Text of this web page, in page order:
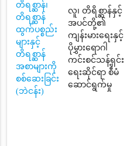
တိရစ္ဆာန်၊
တိရစ္ဆာန်
ထွက်ပစ္စည်း
များနှင့်
တိရစ္ဆာန်
အစာများကို
စစ်ဆေးခြင်း
(ဘဲငန်း)
လူ၊ တိရိစ္ဆာန်နှင့်
အပင်တို့၏
ကျန်းမားရေးနှင့်
ပိုမွှားရောဂါ
ကင်းစင်သန့်ရှင်း
ရေးဆိုင်ရာ စီမံ
ဆောင်ရွက်မှု